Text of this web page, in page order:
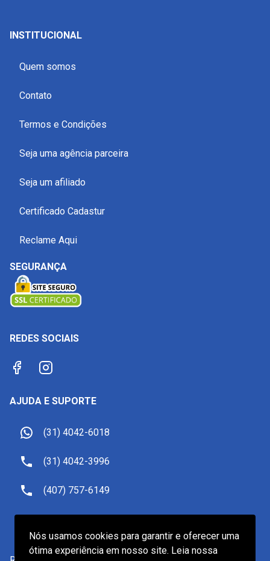
INSTITUCIONAL
Quem somos
Contato
Termos e Condições
Seja uma agência parceira
Seja um afiliado
Certificado Cadastur
Reclame Aqui
SEGURANÇA
REDES SOCIAIS
AJUDA E SUPORTE
(31) 4042-6018
(31) 4042-3996
(407) 757-6149
Nós usamos cookies para garantir e oferecer uma
ótima experiência em nosso site. Leia nossa